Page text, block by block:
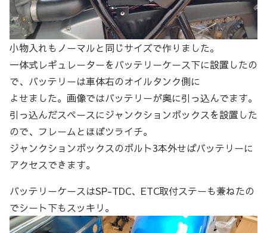
小物入れもノーマルと同じサイズで作りました。
一体式レギュレーターをバッテリーケース下に設置したの
で、バッテリーは車体右のオイルタンク側に
よせました。画像ではバッテリーが奥に引っ込んでます。
引っ込んだスペースにジャンクションボックスを設置した
ので、フレームとほぼツライチ。
ジャンクションボックスのボルト3本外せばバッテリーに
アクセスできます。
バッテリーケースはSP-TDC、ETC取付ステーも兼ねたの
でシート下もスッキリ。